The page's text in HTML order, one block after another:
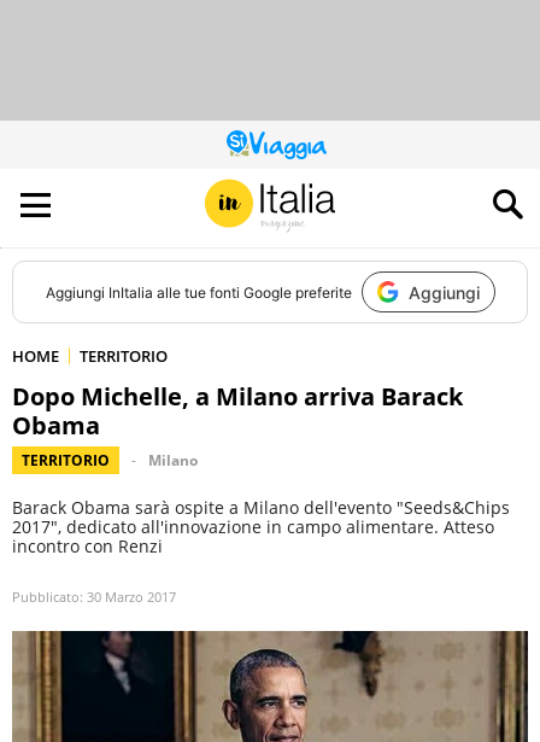
QUESTO
SITO
CONTRIBUISCE
ALL’AUDIENCE
DI
Aggiungi InItalia alle tue fonti Google preferite Aggiungi
HOME TERRITORIO
Dopo Michelle, a Milano arriva Barack
Obama
TERRITORIO Milano
Barack Obama sarà ospite a Milano dell'evento "Seeds&Chips
2017", dedicato all'innovazione in campo alimentare. Atteso
incontro con Renzi
Pubblicato: 30 Marzo 2017